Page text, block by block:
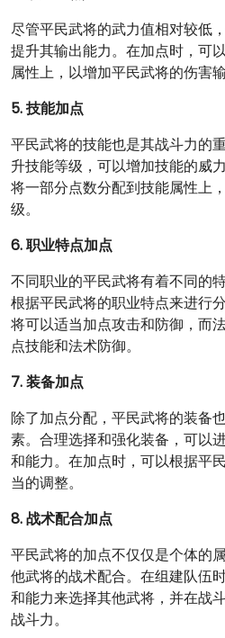
尽管平民武将的武力值相对较低
提升其输出能力。在加点时，可
属性上，以增加平民武将的伤害输
5. 技能加点
平民武将的技能也是其战斗力的
升技能等级，可以增加技能的威
将一部分点数分配到技能属性上
级。
6. 职业特点加点
不同职业的平民武将有着不同的
根据平民武将的职业特点来进行
将可以适当加点攻击和防御，而
点技能和法术防御。
7. 装备加点
除了加点分配，平民武将的装备
素。合理选择和强化装备，可以
和能力。在加点时，可以根据平
当的调整。
8. 战术配合加点
平民武将的加点不仅仅是个体的
他武将的战术配合。在组建队伍
和能力来选择其他武将，并在战
战斗力。